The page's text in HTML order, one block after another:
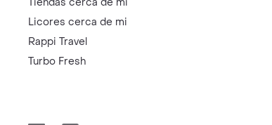
Licores cerca de mi
Rappi Travel
Turbo Fresh